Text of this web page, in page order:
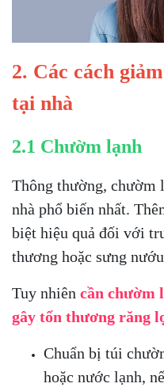
2. Các cách
tại nhà
2.1 Chườm lạnh
Thông thường, chườm
nhà phổ biến nhất.
biệt hiệu quả đối với
thương hoặc sưng
Tuy nhiên cần chườm
gây tổn thương răng
Chuẩn bị túi
hoặc nước lạnh,